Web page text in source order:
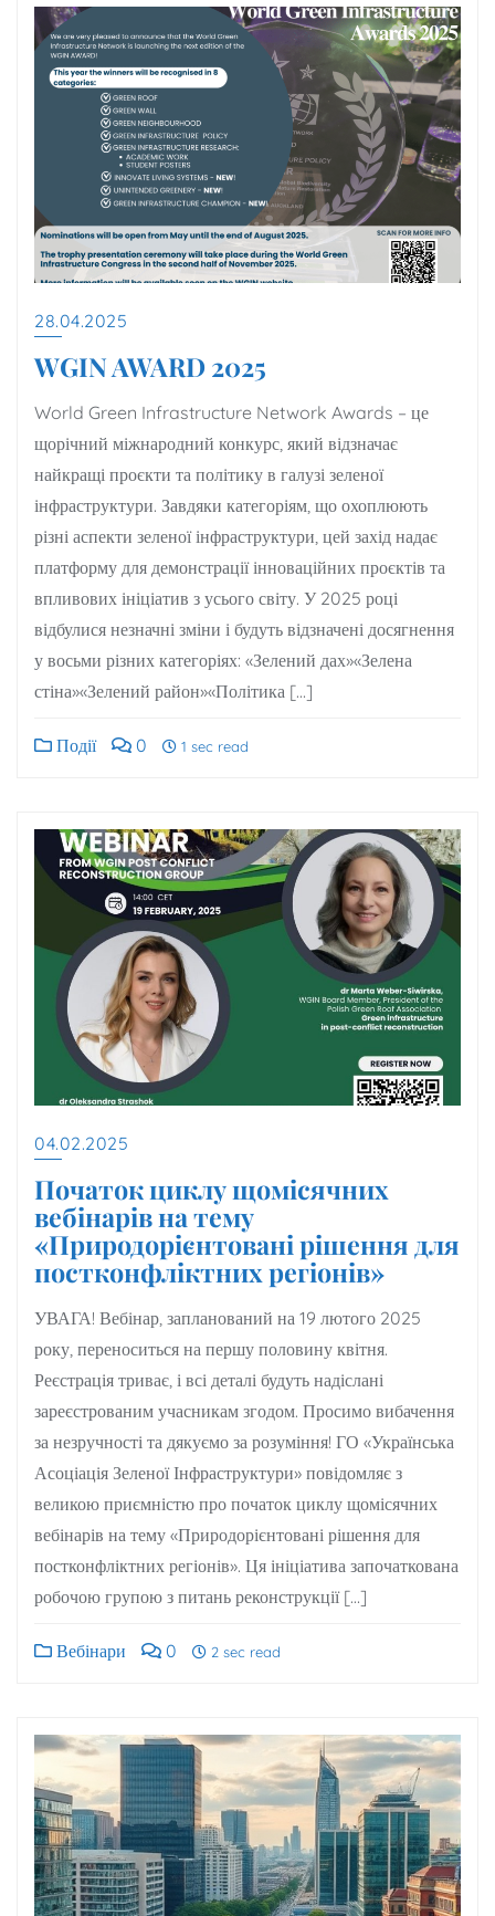
28.04.2025
WGIN AWARD 2025
World Green Infrastructure Network Awards – це
щорічний міжнародний конкурс, який відзначає
найкращі проєкти та політику в галузі зеленої
інфраструктури. Завдяки категоріям, що охоплюють
різні аспекти зеленої інфраструктури, цей захід надає
платформу для демонстрації інноваційних проєктів та
впливових ініціатив з усього світу. У 2025 році
відбулися незначні зміни і будуть відзначені досягнення
у восьми різних категоріях: «Зелений дах»«Зелена
стіна»«Зелений район»«Політика […]
Події 0 1 sec read
04.02.2025
Початок циклу щомісячних
вебінарів на тему
«Природорієнтовані рішення для
постконфліктних регіонів»
УВАГА! Вебінар, запланований на 19 лютого 2025
року, переноситься на першу половину квітня.
Реєстрація триває, і всі деталі будуть надіслані
зареєстрованим учасникам згодом. Просимо вибачення
за незручності та дякуємо за розуміння! ГО «Українська
Асоціація Зеленої Інфраструктури» повідомляє з
великою приємністю про початок циклу щомісячних
вебінарів на тему «Природорієнтовані рішення для
постконфліктних регіонів». Ця ініціатива започаткована
робочою групою з питань реконструкції […]
Вебінари 0 2 sec read